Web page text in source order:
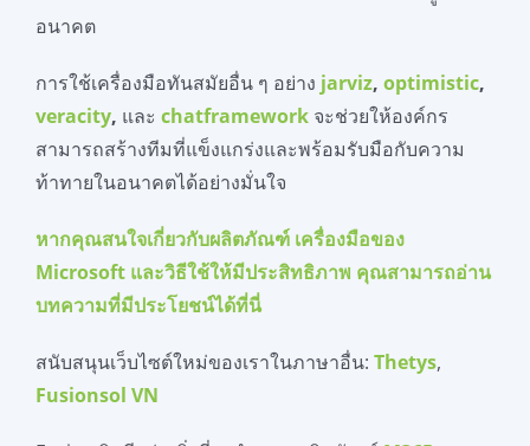
อนาคต
การใช้เครื่องมือทันสมัยอื่น ๆ อย่าง jarviz, optimistic,
veracity, และ chatframeworkจะช่วยให้องค์กร
สามารถสร้างทีมที่แข็งแกร่งและพร้อมรับมือกับความ
ท้าทายในอนาคตได้อย่างมั่นใจ
หากคุณสนใจเกี่ยวกับผลิตภัณฑ์ เครื่องมือของ
Microsoft และวิธีใช้ให้มีประสิทธิภาพ คุณสามารถอ่าน
บทความที่มีประโยชน์ได้ที่นี่
สนับสนุนเว็บไซต์ใหม่ของเราในภาษาอื่น: Thetys,
Fusionsol VN